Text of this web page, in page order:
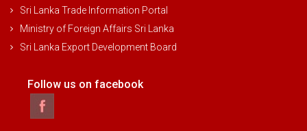
Sri Lanka Trade Information Portal
Ministry of Foreign Affairs Sri Lanka
Sri Lanka Export Development Board
Follow us on facebook